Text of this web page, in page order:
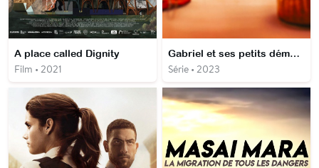
A place called Dignity
Film • 2021
Gabriel et ses petits démons
Série • 2023